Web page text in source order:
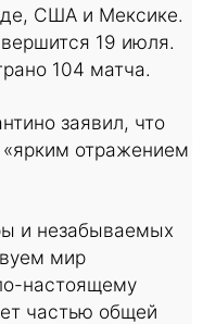
США и Мексике.
19 июля.
104 матча.
заявил, что
отражением
и незабываемых
мир
настоящему
частью общей